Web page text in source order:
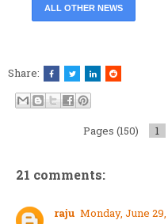
ALL OTHER NEWS
Share:
Pages (150) 1
21 comments:
raju Monday, June